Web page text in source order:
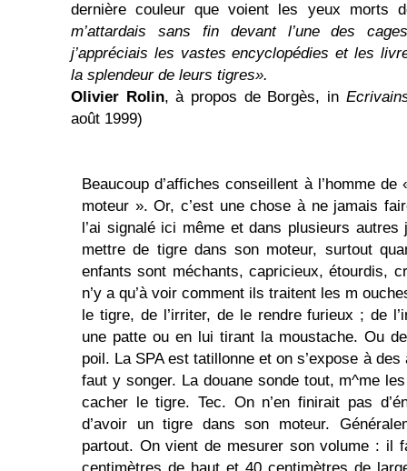
dernière couleur que voient les yeux morts
m’attardais sans fin devant l’une des
j’appréciais les vastes encyclopédies et les
la splendeur de leurs tigres».
Olivier Rolin, à propos de Borgès, in
août 1999)
Beaucoup d’affiches conseillent à l’homme
moteur ». Or, c’est une chose à ne jamais
l’ai signalé ici même et dans plusieurs
mettre de tigre dans son moteur, surtout
enfants sont méchants, capricieux, étourdis,
n’y a qu’à voir comment ils traitent les m
le tigre, de l’irriter, de le rendre furieux ; de
une patte ou en lui tirant la moustache. Ou
poil. La SPA est tatillonne et on s’expose à
faut y songer. La douane sonde tout, m^me
cacher le tigre. Tec. On n’en finirait pas
d’avoir un tigre dans son moteur.
partout. On vient de mesurer son volume : il